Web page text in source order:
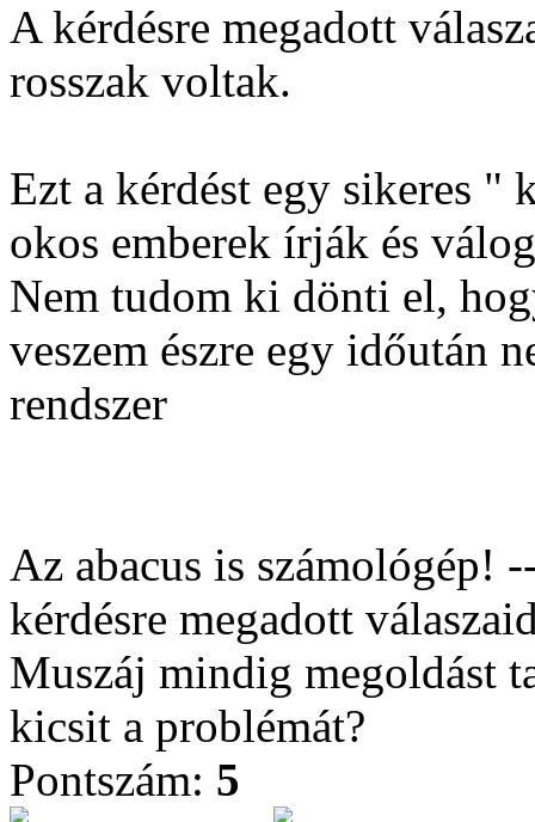
A kérdésre megadott
rosszak voltak.
Ezt a kérdést egy sikeres "
okos emberek írják és
Nem tudom ki dönti el,
veszem észre egy időután
rendszer
Az abacus is számológép!
kérdésre megadott
Muszáj mindig megoldást
kicsit a problémát?
Pontszám: 5